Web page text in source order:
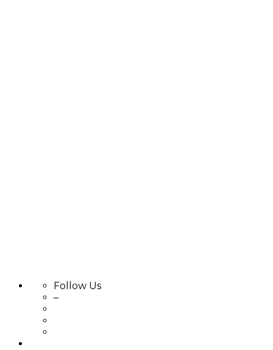
Follow Us
–